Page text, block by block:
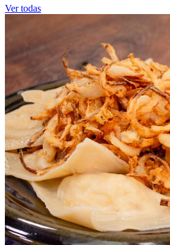
Ver todas